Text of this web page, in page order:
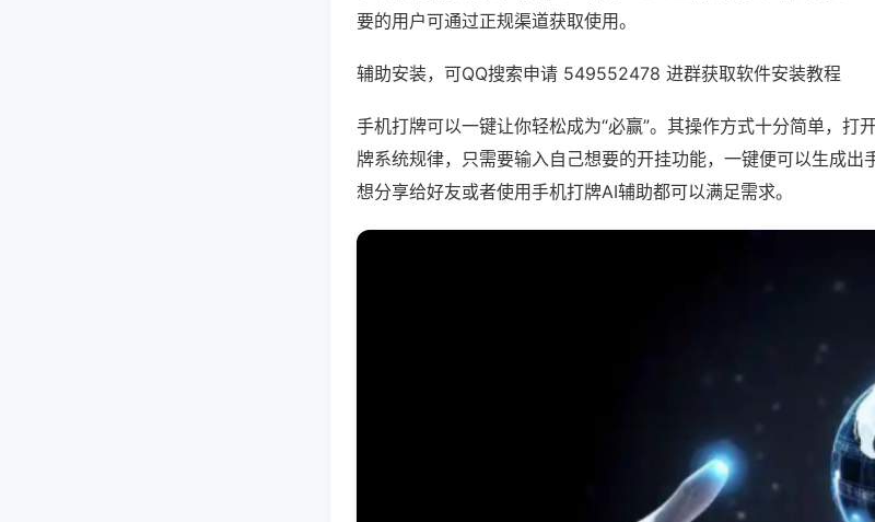
要的用户可通过正规渠道获取使用。
辅助安装，可QQ搜索申请 549552478 进群获取软件安装教程
手机打牌可以一键让你轻松成为“必赢”。其操作方式十分简单，打
牌系统规律，只需要输入自己想要的开挂功能，一键便可以生成出
想分享给好友或者使用手机打牌AI辅助都可以满足需求。